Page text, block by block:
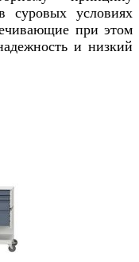
суровых условиях
при этом
и низкий